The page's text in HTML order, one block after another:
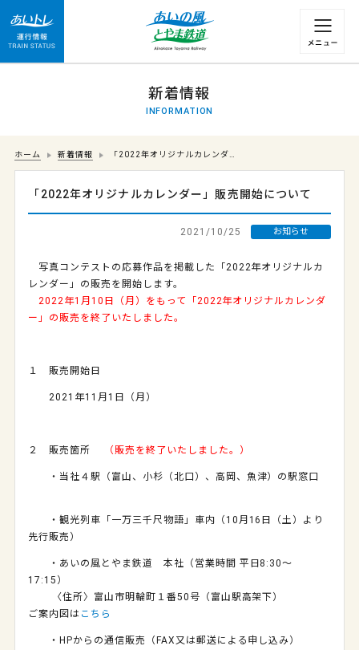
運行情報 列車の遅れ情報等についてはこちら
新着情報
INFORMATION
ホーム 新着情報 「2022年オリジナルカレンダ…
「2022年オリジナルカレンダー」販売開始について
2021/10/25 お知らせ
写真コンテストの応募作品を掲載した「2022年オリジナルカ
レンダー」の販売を開始します。
2022年1月10日（月）をもって
「2022年オリジナルカレンダ
ー」の 販売を終了いたしました。
１ 販売開始日
2021年11月1日（月）
２ 販売箇所 （販売を終了いたしました。）
・当社４駅（富山、小杉（北口）、高岡、魚津）の駅窓口
・観光列車「一万三千尺物語」車内（10月16日（土）より
先行販売）
・あいの風とやま鉄道 本社（営業時間 平日8:30～
17:15）
〈住所〉富山市明輪町１番50号（富山駅高架下）
ご案内図は こちら
・HPからの通信販売（FAX又は郵送による申し込み）